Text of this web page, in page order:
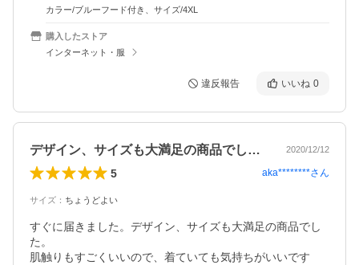
カラー/ブルーフード付き、サイズ/4XL
購入したストア
インターネット・服
違反報告 いいね 0
デザイン、サイズも大満足の商品でした。 2020/12/12
5 aka********さん
サイズ ： ちょうどよい
すぐに届きました。デザイン、サイズも大満足の商品でし
た。
肌触りもすごくいいので、着ていても気持ちがいいです